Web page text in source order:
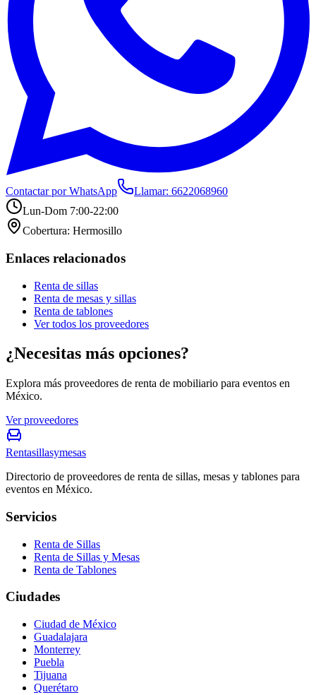
Contactar por WhatsApp Llamar: 6622068960
Lun-Dom 7:00-22:00
Cobertura: Hermosillo
Enlaces relacionados
Renta de sillas
Renta de mesas y sillas
Renta de tablones
Ver todos los proveedores
¿Necesitas más opciones?
Explora más proveedores de renta de mobiliario para eventos en
México.
Ver proveedores
Rentasillasymesas
Directorio de proveedores de renta de sillas, mesas y tablones para
eventos en México.
Servicios
Renta de Sillas
Renta de Sillas y Mesas
Renta de Tablones
Ciudades
Ciudad de México
Guadalajara
Monterrey
Puebla
Tijuana
Querétaro